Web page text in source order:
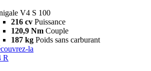
V4 S 100
216 cv Puissance
120,9 Nm Couple
187 kg Poids sans carburant
la
R